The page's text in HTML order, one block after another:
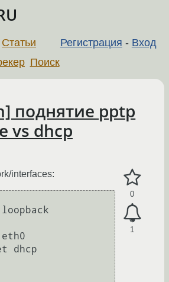
Регистрация - Вход
Статьи
Поиск
поднятие pptp
vs dhcp
0
1
interfaces:
dhcp